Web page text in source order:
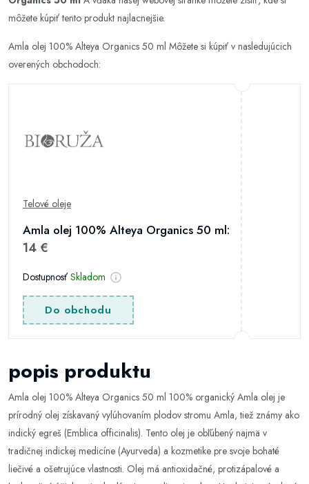
môžete kúpiť tento produkt najlacnejšie.
Amla olej 100% Alteya Organics 50 ml Môžete si kúpiť v nasledujúcich
overených obchodoch:
Telové oleje
Amla olej 100% Alteya Organics 50 ml:
14 €
Dostupnosť Skladom
Do obchodu
popis produktu
Amla olej 100% Alteya Organics 50 ml 100% organický Amla olej je
prírodný olej získavaný vylúhovaním plodov stromu Amla, tiež známy ako
indický egreš (Emblica officinalis). Tento olej je obľúbený najmä v
tradičnej indickej medicíne (Ayurveda) a kozmetike pre svoje bohaté
liečivé a ošetrujúce vlastnosti. Olej má antioxidačné, protizápalové a